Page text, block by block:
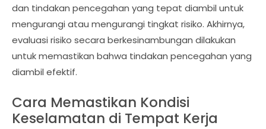
dan tindakan pencegahan yang tepat diambil untuk
mengurangi atau mengurangi tingkat risiko. Akhirnya,
evaluasi risiko secara berkesinambungan dilakukan
untuk memastikan bahwa tindakan pencegahan yang
diambil efektif.
Cara Memastikan Kondisi
Keselamatan di Tempat Kerja